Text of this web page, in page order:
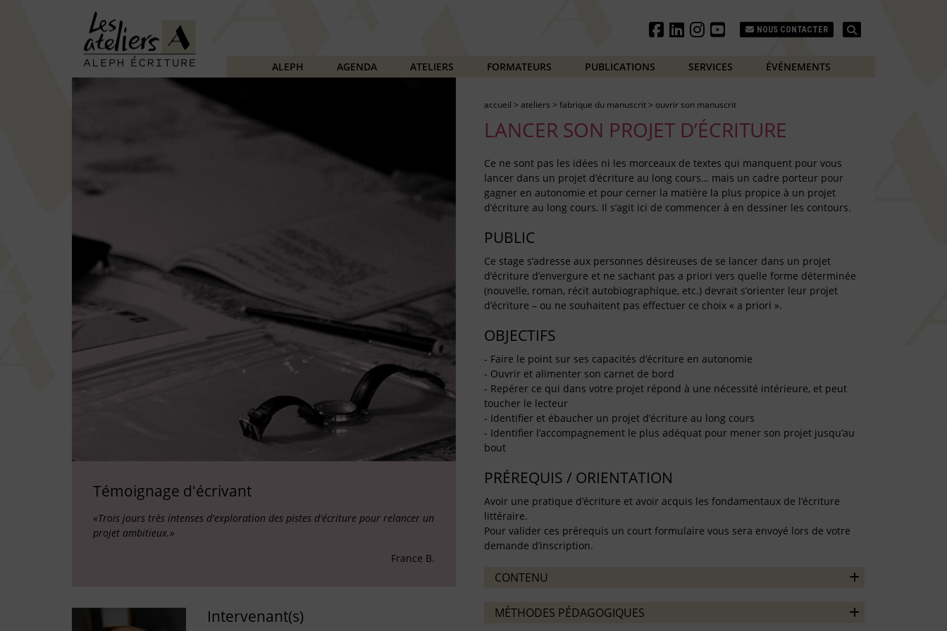
NOUS CONTACTER
ALEPH AGENDA ATELIERS FORMATEURS PUBLICATIONS SERVICES ÉVÉNEMENTS
Témoignage d'écrivant
«Trois jours très intenses d'exploration des pistes d'écriture pour relancer un
projet ambitieux.»
France B.
Intervenant(s)
accueil > ateliers > fabrique du manuscrit> ouvrir son manuscrit
LANCER SON PROJET D’ÉCRITURE
Ce ne sont pas les idées ni les morceaux de textes qui manquent pour vous
lancer dans un projet d’écriture au long cours… mais un cadre porteur pour
gagner en autonomie et pour cerner la matière la plus propice à un projet
d’écriture au long cours. Il s’agit ici de commencer à en dessiner les contours.
PUBLIC
Ce stage s’adresse aux personnes désireuses de se lancer dans un projet
d’écriture d’envergure et ne sachant pas a priori vers quelle forme déterminée
(nouvelle, roman, récit autobiographique, etc.) devrait s’orienter leur projet
d’écriture – ou ne souhaitent pas effectuer ce choix « a priori ».
OBJECTIFS
- Faire le point sur ses capacités d’écriture en autonomie
- Ouvrir et alimenter son carnet de bord
- Repérer ce qui dans votre projet répond à une nécessité intérieure, et peut
toucher le lecteur
- Identifier et ébaucher un projet d’écriture au long cours
- Identifier l’accompagnement le plus adéquat pour mener son projet jusqu’au
bout
PRÉREQUIS / ORIENTATION
Avoir une pratique d’écriture et avoir acquis les fondamentaux de l’écriture
littéraire.
Pour valider ces prérequis un court formulaire vous sera envoyé lors de votre
demande d’inscription.
CONTENU
MÉTHODES PÉDAGOGIQUES